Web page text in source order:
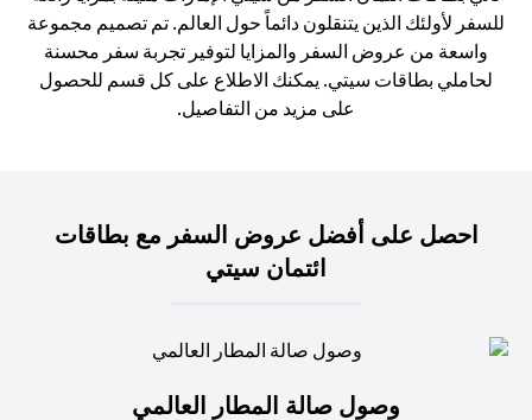
للسفر لأولئك الذين يتنقلون دائماً حول العالم. تم تصميم مجموعة
واسعة من عروض السفر والمزايا لتوفير تجربة سفر محسنة
لحاملي بطاقات سيتي. يمكنك الاطلاع على كل قسم للحصول
على مزيد من التفاصيل.
احصل على أفضل عروض السفر مع بطاقات
ائتمان سيتي
وصول صالة المطار العالمي